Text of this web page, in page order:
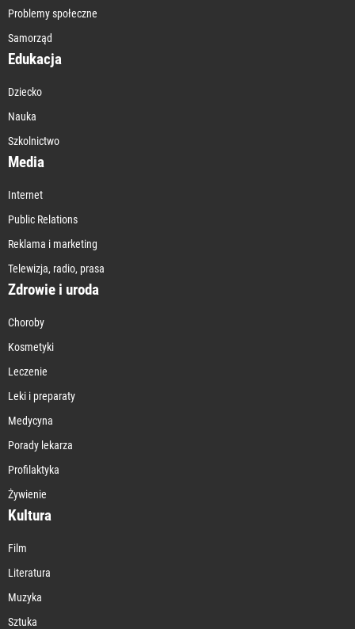
Problemy społeczne
Samorząd
Edukacja
Dziecko
Nauka
Szkolnictwo
Media
Internet
Public Relations
Reklama i marketing
Telewizja, radio, prasa
Zdrowie i uroda
Choroby
Kosmetyki
Leczenie
Leki i preparaty
Medycyna
Porady lekarza
Profilaktyka
Żywienie
Kultura
Film
Literatura
Muzyka
Sztuka